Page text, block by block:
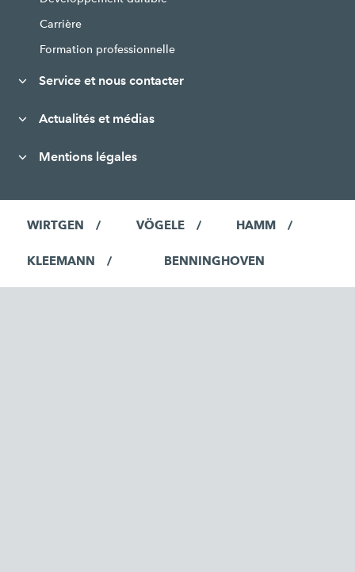
Carrière
Formation professionnelle
Service et nous contacter
Actualités et médias
Mentions légales
WIRTGEN VÖGELE HAMM
KLEEMANN BENNINGHOVEN